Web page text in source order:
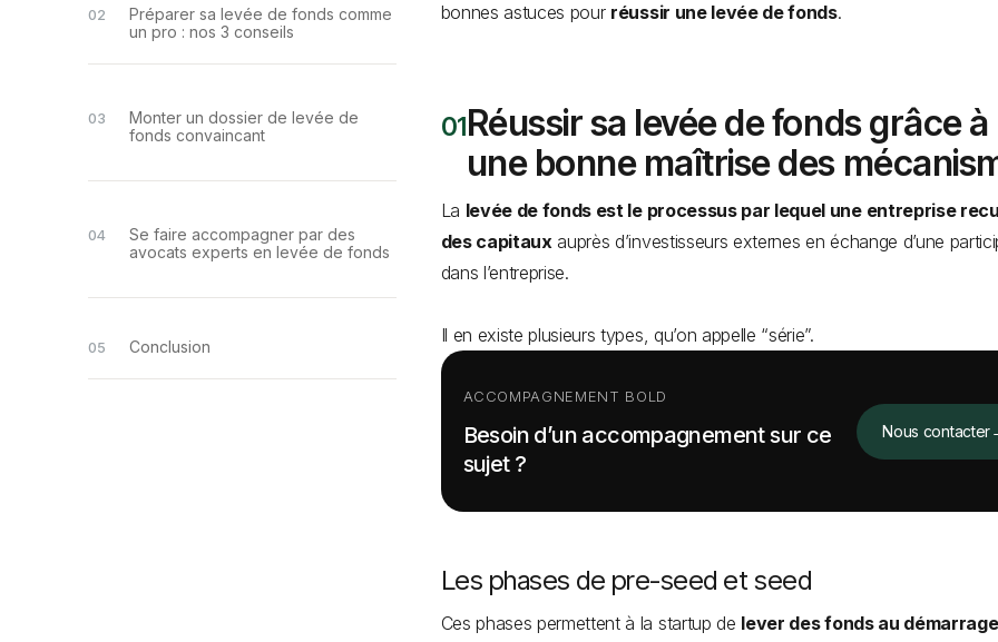
Préparer sa levée de fonds comme
un pro : nos 3 conseils
Monter un dossier de levée de
fonds convaincant
Se faire accompagner par des
avocats experts en levée de fonds
Conclusion
bonnes astuces pour réussir une levée de fonds.
Réussir sa levée de fonds grâce à
une bonne maîtrise des
La levée de fonds est le processus par lequel une entreprise
des capitauxauprès d’investisseurs externes en échange d’une
dans l’entreprise.
Il en existe plusieurs types, qu’on appelle “série”.
ACCOMPAGNEMENT BOLD
Besoin d’un accompagnement sur ce
sujet ?
Nous contacter
Les phases de pre-seed et seed
Ces phases permettent à la startup de lever des fonds au démarrage